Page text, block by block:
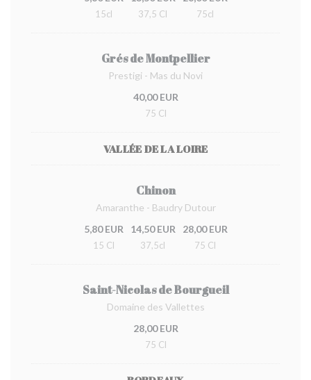
15cl 37,5 Cl 75cl
Grés de Montpellier
Prestigi - Mas du Novi
40,00 EUR
75 Cl
VALLÉE DE LA LOIRE
Chinon
Amaranthe - Baudry Dutour
5,80 EUR
15 Cl
14,50 EUR
37,5cl
28,00 EUR
75 Cl
Saint-Nicolas de Bourgueil
Domaine des Vallettes
28,00 EUR
75 Cl